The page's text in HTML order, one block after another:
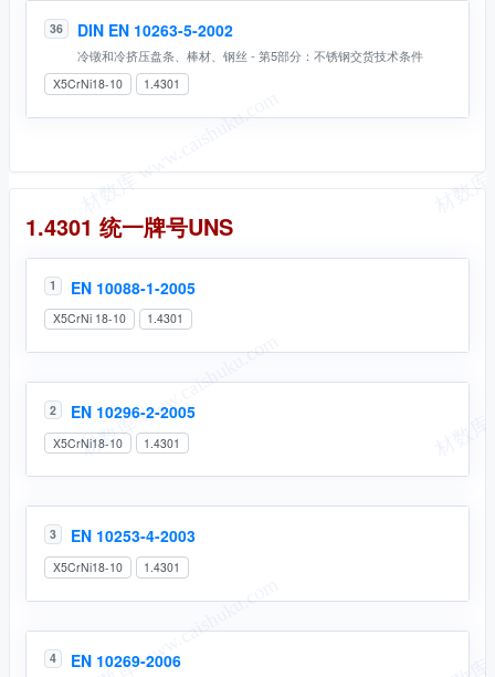
36 DIN EN 10263-5-2002
冷镦和冷挤压盘条、棒材、钢丝 - 第5部分：不锈钢交货技术条件
X5CrNi18-10 1.4301
统一牌号
1.4301 统一牌号UNS
1 EN 10088-1-2005
X5CrNi 18-10 1.4301
2 EN 10296-2-2005
X5CrNi18-10 1.4301
3 EN 10253-4-2003
X5CrNi18-10 1.4301
4 EN 10269-2006